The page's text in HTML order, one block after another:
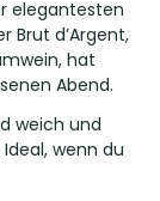
elegantesten
Brut d’Argent,
hat
Abend.
weich und
wenn du